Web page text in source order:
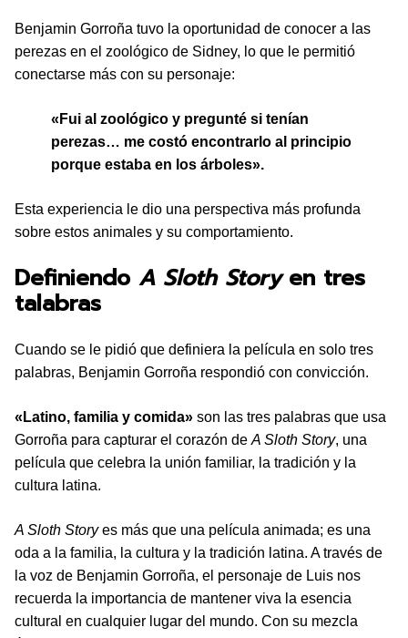
Benjamin Gorroña tuvo la oportunidad de conocer a las
perezas en el zoológico de Sidney, lo que le permitió
conectarse más con su personaje:
«Fui al zoológico y pregunté si tenían
perezas… me costó encontrarlo al principio
porque estaba en los árboles».
Esta experiencia le dio una perspectiva más profunda
sobre estos animales y su comportamiento.
Definiendo A Sloth Storyen tres
talabras
Cuando se le pidió que definiera la película en solo tres
palabras, Benjamin Gorroña respondió con convicción.
«Latino, familia y comida» son las tres palabras que usa
Gorroña para capturar el corazón de A Sloth Story, una
película que celebra la unión familiar, la tradición y la
cultura latina.
A Sloth Storyes más que una película animada; es una
oda a la familia, la cultura y la tradición latina. A través de
la voz de Benjamin Gorroña, el personaje de Luis nos
recuerda la importancia de mantener viva la esencia
cultural en cualquier lugar del mundo. Con su mezcla